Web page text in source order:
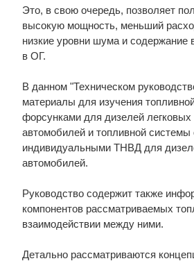
Это, в свою очередь, позволяет
высокую мощность, меньший
низкие уровни шума и содержание
в ОГ.
В данном "Техническом
материалы для изучения
форсунками для дизелей легковых
автомобилей и топливной системы
индивидуальными ТНВД для
автомобилей.
Руководство содержит также
компонентов рассматриваемых
взаимодействии между ними.
Детально рассматриваются